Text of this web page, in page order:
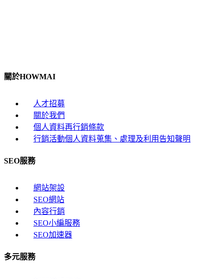
關於HOWMAI
人才招募
關於我們
個人資料再行銷條款
行銷活動個人資料蒐集、處理及利用告知聲明
SEO服務
網站架設
SEO網站
內容行銷
SEO小編服務
SEO加速器
多元服務